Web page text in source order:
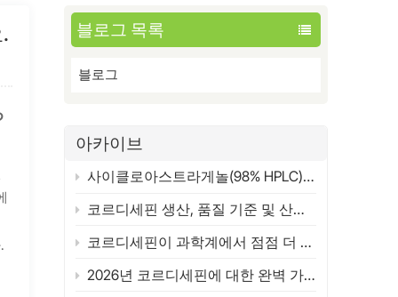
블로그 목록
블로그
아카이브
사이클로아스트라게놀(98% HPLC) 공급업체 | 종합 가이드 2026 | CQHERB
코르디세핀 생산, 품질 기준 및 산업 응용 분야
코르디세핀이 과학계에서 점점 더 주목받는 이유는 무엇일까요? 구조, 원료 및 연구 개요 (2026)
2026년 코르디세핀에 대한 완벽 가이드(98%)